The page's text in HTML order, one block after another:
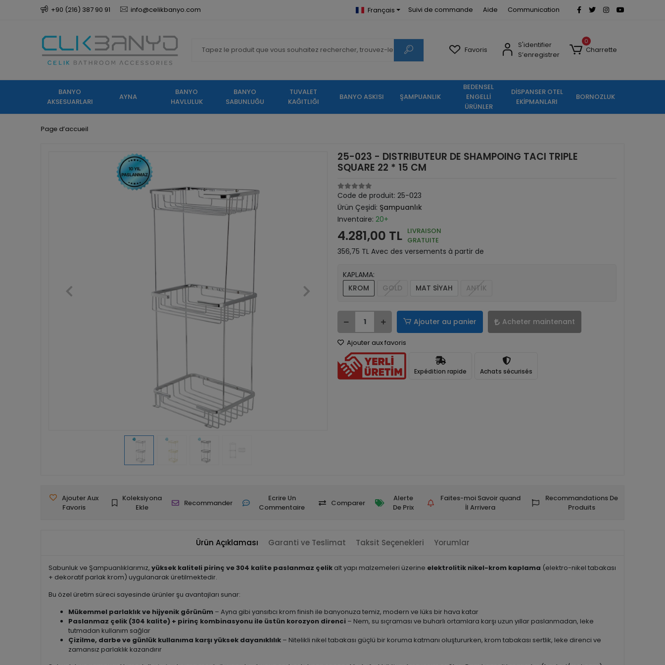
+90 (216) 387 90 91 info@celikbanyo.com Français Suivi de commande Aide Communication
Favoris
S'identifier
S’enregistrer
0
Charrette
BANYO
AKSESUARLARI
AYNA
BANYO
HAVLULUK
BANYO
SABUNLUĞU
TUVALET
KAĞITLIĞI
BANYO ASKISI ŞAMPUANLIK
BEDENSEL
ENGELLİ
ÜRÜNLER
DİSPANSER OTEL
EKİPMANLARI
BORNOZLUK
Page d’accueil
25-023 - DISTRIBUTEUR DE SHAMPOING TACI TRIPLE
SQUARE 22 * 15 CM
Code de produit: 25-023
Ürün Çeşidi: Şampuanlık
Inventaire: 20+
4.281,00 TL LIVRAISON
GRATUITE
356,75 TL Avec des versements à partir de
KAPLAMA:
KROM
GOLD MAT SİYAH ANTİK
Ajouter au panier Acheter maintenant
Ajouter aux favoris
Expédition rapide Achats sécurisés
Ajouter Aux
Favoris
Koleksiyona
Ekle
Recommander
Ecrire Un
Commentaire
Comparer
Alerte
De Prix
Faites-moi Savoir quand
İl Arrivera
Recommandations De
Produits
Ürün Açıklaması Garanti ve Teslimat Taksit Seçenekleri Yorumlar
Sabunluk ve Şampuanlıklarımız, yüksek kaliteli pirinç ve 304 kalite paslanmaz çelik alt yapı malzemeleri üzerine elektrolitik nikel-krom kaplama (elektro-nikel tabakası
+ dekoratif parlak krom) uygulanarak üretilmektedir.
Bu özel üretim süreci sayesinde ürünler şu avantajları sunar:
Mükemmel parlaklık ve hijyenik görünüm – Ayna gibi yansıtıcı krom finish ile banyonuza temiz, modern ve lüks bir hava katar
Paslanmaz çelik (304 kalite) + pirinç kombinasyonu ile üstün korozyon direnci – Nem, su sıçraması ve buharlı ortamlara karşı uzun yıllar paslanmadan, leke
tutmadan kullanım sağlar
Çizilme, darbe ve günlük kullanıma karşı yüksek dayanıklılık – Nitelikli nikel tabakası güçlü bir koruma katmanı oluştururken, krom tabakası sertlik, leke direnci ve
zamansız parlaklık kazandırır